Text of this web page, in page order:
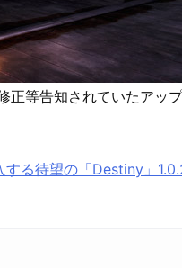
正等告知されていたアッ
する待望の「Destiny」